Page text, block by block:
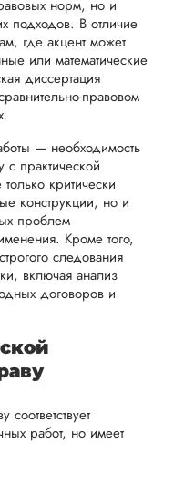
Оксана
диссертация
Дата:2024-03-13
У меня был заказ
докторскую
диссертацию по
информационным
технологиям.
она по методике и
помощью. Мне
понравилось
норм, но и
подходов. В отличие
где акцент может
или математические
диссертация
правовом
— необходимость
с практической
критически
конструкции, но и
проблем
Кроме того,
следования
включая анализ
договоров и
работ, но имеет